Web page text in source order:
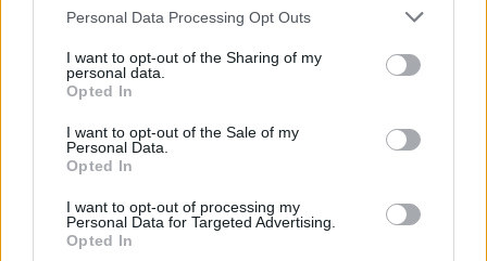
Please note that this website/app uses one or more Google
not limited to your visit or usage behaviour. You may click to
grant or deny consent to Google and its third-party tags to
use your data for below specified purposes in below Google
consent section.
Personal Data Processing Opt Outs
I want to opt-out of the Sharing of my
personal data.
Opted In
I want to opt-out of the Sale of my
Personal Data.
Opted In
I want to opt-out of processing my
Personal Data for Targeted Advertising.
Opted In